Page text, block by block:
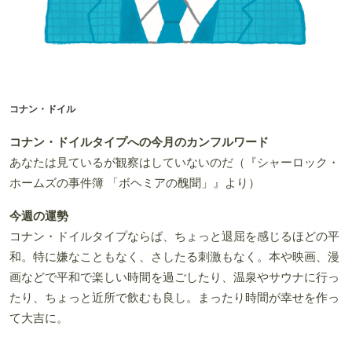
コナン・ドイル
コナン・ドイルタイプへの今月のカンフルワード
あなたは見ているが観察はしていないのだ（『シャーロック・
ホームズの事件簿 「ボヘミアの醜聞」』より）
今週の運勢
コナン・ドイルタイプならば、ちょっと退屈を感じるほどの平
和。特に嫌なこともなく、さしたる刺激もなく。本や映画、漫
画などで平和で楽しい時間を過ごしたり、温泉やサウナに行っ
たり、ちょっと近所で飲むも良し。まったり時間が幸せを作っ
て大吉に。